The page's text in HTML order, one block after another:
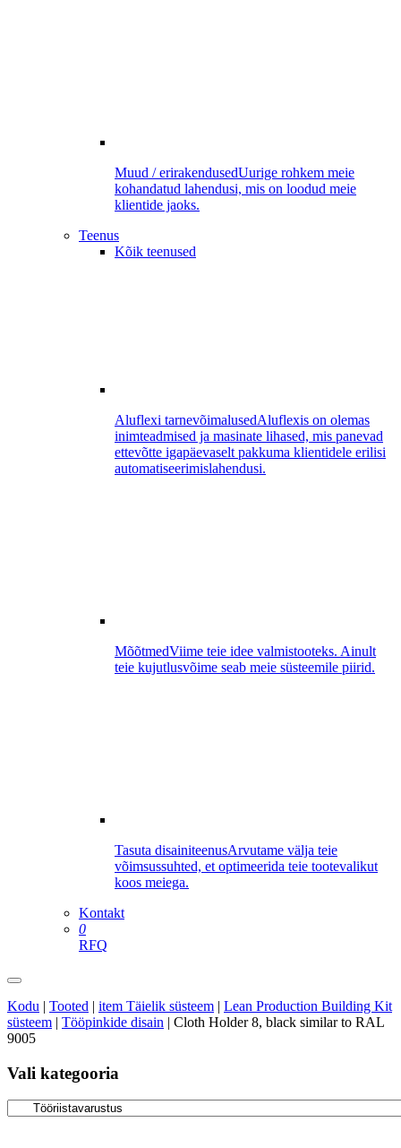
Muud / erirakendusedUurige rohkem meie
kohandatud lahendusi, mis on loodud meie
klientide jaoks.
Teenus
Kõik teenused
Aluflexi tarnevõimalusedAluflexis on olemas
inimteadmised ja masinate lihased, mis panevad
ettevõtte igapäevaselt pakkuma klientidele erilisi
automatiseerimislahendusi.
MõõtmedViime teie idee valmistooteks. Ainult
teie kujutlusvõime seab meie süsteemile piirid.
Tasuta disainiteenusArvutame välja teie
võimsussuhted, et optimeerida teie tootevalikut
koos meiega.
Kontakt
0
RFQ
Kodu | Tooted | item Täielik süsteem | Lean Production Building Kit
süsteem | Tööpinkide disain | Cloth Holder 8, black similar to RAL
9005
Vali kategooria